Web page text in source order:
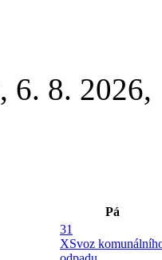
, 6. 8. 2026,
Pá
31
XSvoz